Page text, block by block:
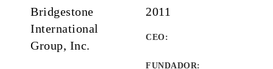
Bridgestone
International
Group, Inc.
2011
CEO:
FUNDADOR: